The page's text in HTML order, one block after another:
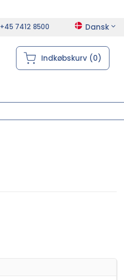
+45 7412 8500 Dansk
Indkøbskurv (0)